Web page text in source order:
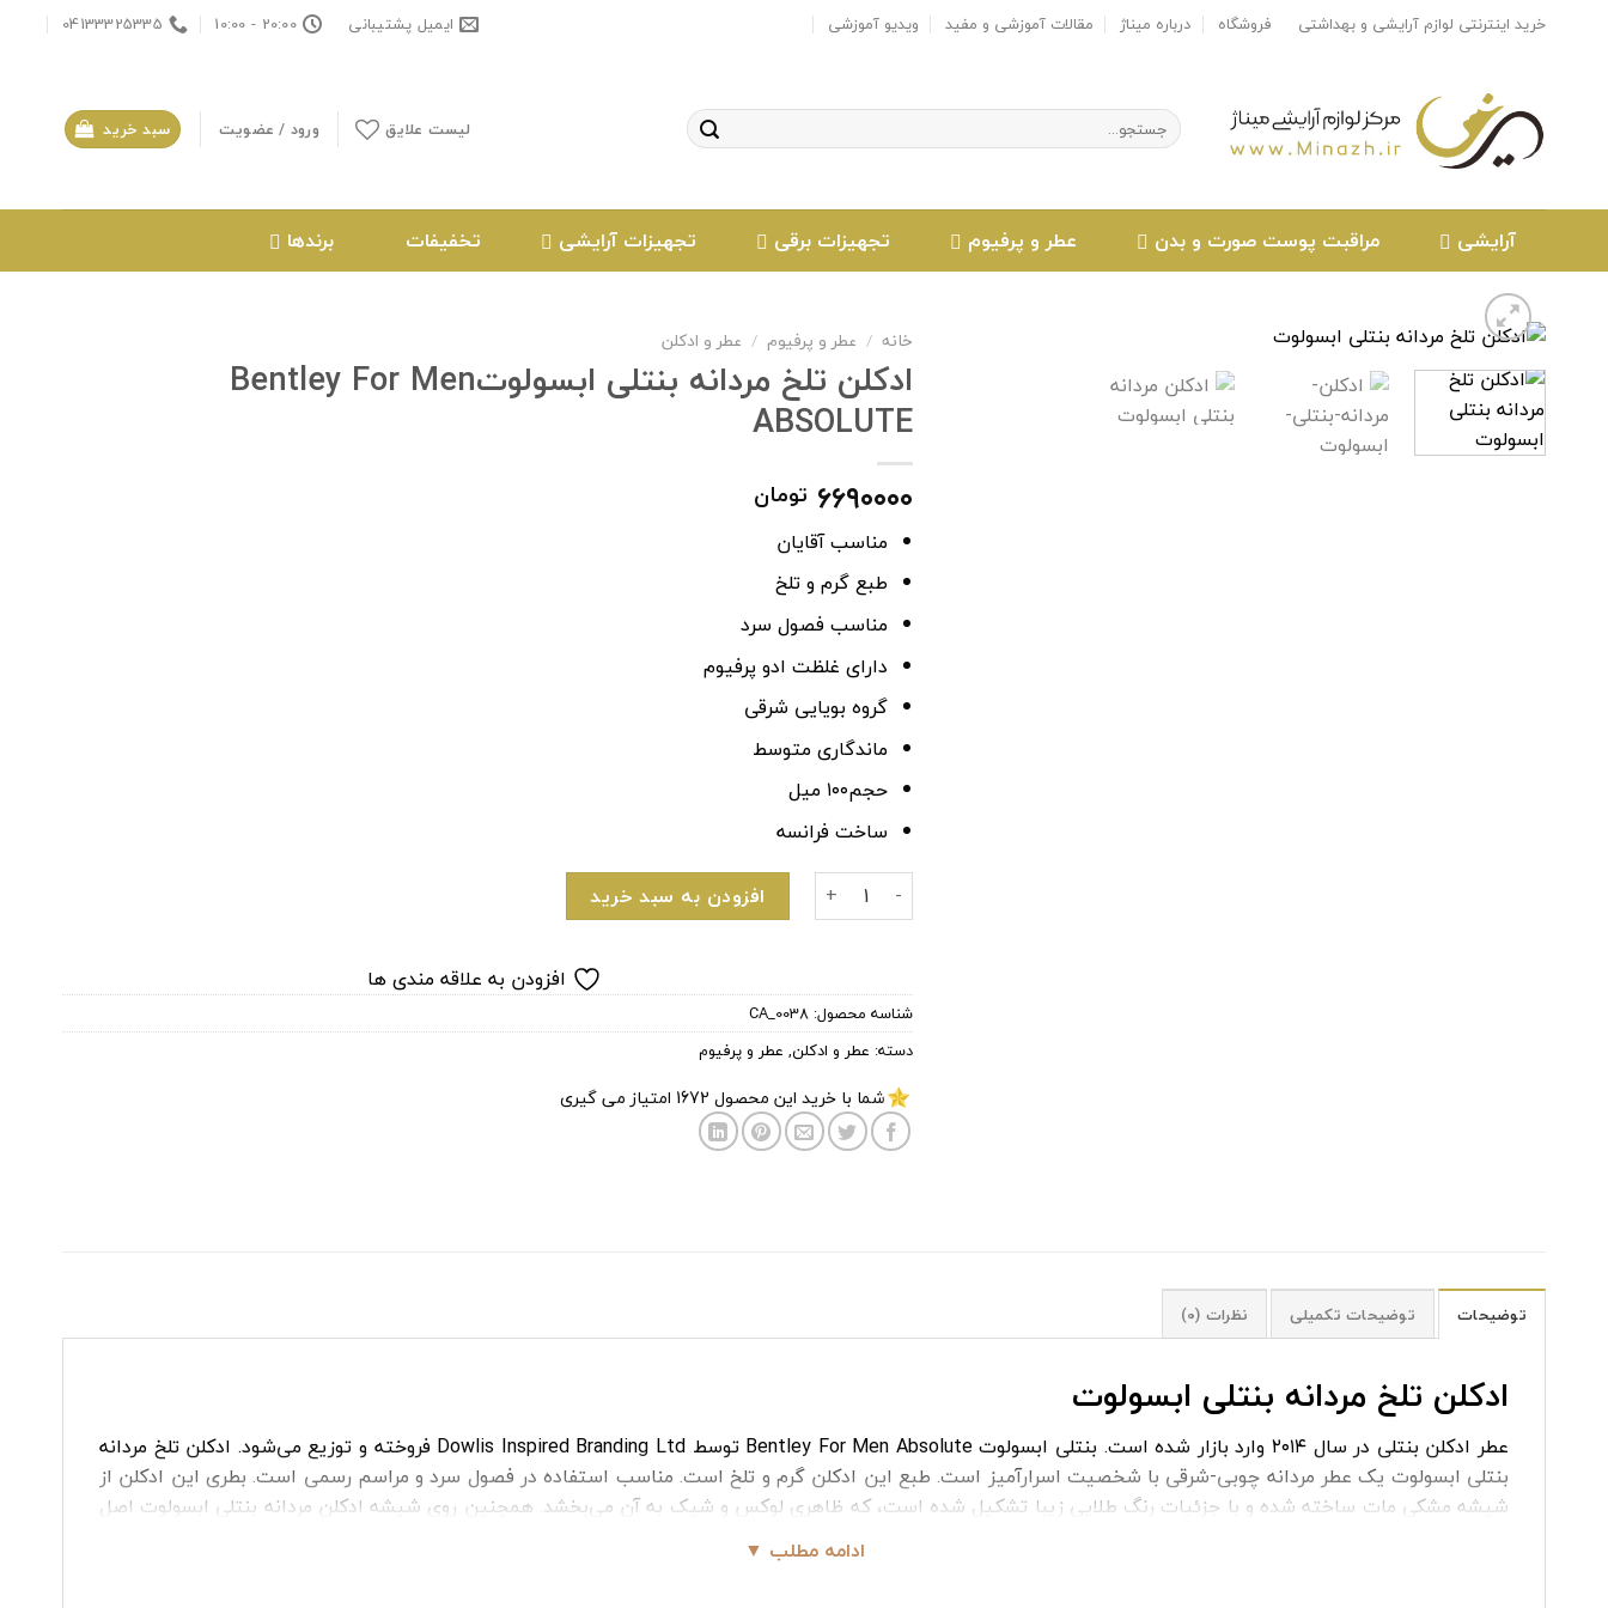
خرید اینترنتی لوازم آرایشی و بهداشتی فروشگاه درباره میناژ مقالات آموزشی و مفید ویدیو آموزشی ایمیل پشتیبانی 20:00 - 10:00
04133325335
جستجو
برای:
لیست علایق ورود / عضویت سبد خرید
آرایشی مراقبت پوست صورت و بدن عطر و پرفیوم تجهیزات برقی تجهیزات آرایشی تخفیفات برندها
خانه / عطر و پرفیوم / عطر و ادکلن
ادکلن تلخ مردانه بنتلی ابسولوتBentley For Men
ABSOLUTE
۶۶۹۰۰۰۰ تومان
مناسب آقایان
طبع گرم و تلخ
مناسب فصول سرد
دارای غلظت ادو پرفیوم
گروه بویایی شرقی
ماندگاری متوسط
حجم۱۰۰ میل
ساخت فرانسه
ادکلن تلخ مردانه بنتلی ابسولوتBentley For Men ABSOLUTE عددافزودن به سبد خرید
افزودن به علاقه مندی ها
شناسه محصول:CA_0038
دسته: عطر و ادکلن, عطر و پرفیوم
شما با خرید این محصول 1672 امتیاز می گیری
توضیحات توضیحات تکمیلی نظرات (0)
ادکلن تلخ مردانه بنتلی ابسولوت
عطر ادکلن بنتلی در سال ۲۰۱۴ وارد بازار شده است. بنتلی ابسولوت Bentley For Men Absolute توسط Dowlis Inspired Branding Ltd فروخته و توزیع می‌شود. ادکلن تلخ مردانه
بنتلی ابسولوت یک عطر مردانه چوبی-شرقی با شخصیت اسرارآمیز است. طبع این ادکلن گرم و تلخ است. مناسب استفاده در فصول سرد و مراسم رسمی است. بطری این ادکلن از
شیشه مشکی مات ساخته شده و با جزئیات رنگ طلایی زیبا تشکیل شده است، که ظاهری لوکس و شیک به آن می‌بخشد. همچنین روی شیشه ادکلن مردانه بنتلی ابسولوت اصل
ادامه مطلب ▼